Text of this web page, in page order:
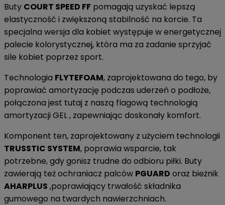
Buty COURT SPEED FF pomagają uzyskać lepszą
elastyczność i zwiększoną stabilność na korcie. Ta
specjalna wersja dla kobiet występuje w energetycznej
palecie kolorystycznej, która ma za zadanie sprzyjać
sile kobiet poprzez sport.
Technologia FLYTEFOAM, zaprojektowana do tego, by
poprawiać amortyzację podczas uderzeń o podłoże,
połączona jest tutaj z naszą flagową technologią
amortyzacji GEL , zapewniając doskonały komfort.
Komponent ten, zaprojektowany z użyciem technologii
TRUSSTIC SYSTEM, poprawia wsparcie, tak
potrzebne, gdy gonisz trudne do odbioru piłki. Buty
zawierają też ochraniacz palców PGUARD oraz bieżnik
AHARPLUS ,poprawiający trwałość składnika
gumowego na twardych nawierzchniach.